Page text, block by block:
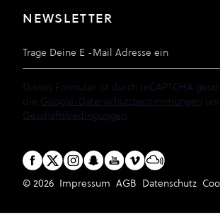
NEWSLETTER
Dieses Formular ist durch reCAPTCHA
die Google-Datenschutzbestimmungen
Geschäftsbedingungen.
© 2026 Impressum AGB Datenschutz